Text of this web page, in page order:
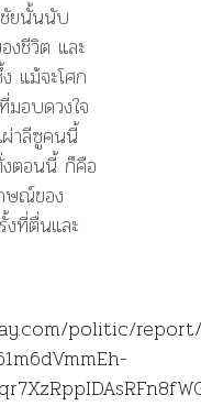
ยนั้นนับ
งชีวิต และ
แม้จะโศก
มอบดวงใจ
ผ่าลีซูคนนี้
งตอนนี้ ก็คือ
ษณ์ของ
ที่ตื่นและ
politic/